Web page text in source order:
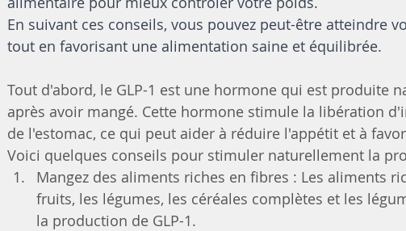
En suivant ces conseils, vous pouvez peut-être atteindre
tout en favorisant une alimentation saine et équilibrée.
Tout d'abord, le GLP-1 est une hormone qui est produite
après avoir mangé. Cette hormone stimule la libération
de l'estomac, ce qui peut aider à réduire l'appétit et à
Voici quelques conseils pour stimuler naturellement la
Mangez des aliments riches en fibres : Les aliments
fruits, les légumes, les céréales complètes et les
la production de GLP-1.